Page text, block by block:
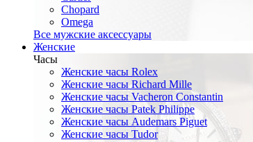
Chopard
Omega
Все мужские аксессуары
Женские
Часы
Женские часы Rolex
Женские часы Richard Mille
Женские часы Vacheron Constantin
Женские часы Patek Philippe
Женские часы Audemars Piguet
Женские часы Tudor